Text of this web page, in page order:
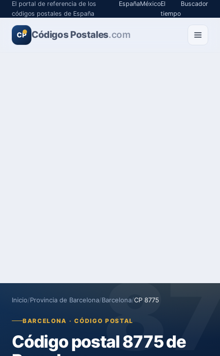
El portal de referencia de los
códigos postales de España
EspañaMéxicoEl
tiempo
Buscador
CP Códigos Postales.com
Inicio/Provincia de Barcelona/Barcelona/CP 8775
BARCELONA · CÓDIGO POSTAL
Código postal 8775 de